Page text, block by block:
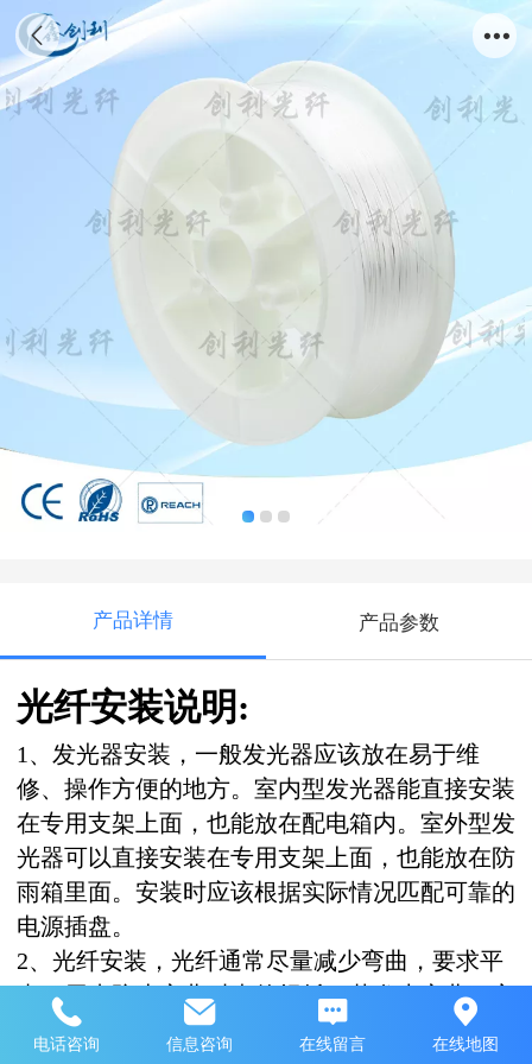
0.75mm照明塑料光纤导光光纤丝线鑫创利品
牌
产品详情 产品参数
光纤安装说明:
1、发光器安装，一般发光器应该放在易于维
修、操作方便的地方。室内型发光器能直接安装
在专用支架上面，也能放在配电箱内。室外型发
光器可以直接安装在专用支架上面，也能放在防
雨箱里面。安装时应该根据实际情况匹配可靠的
电源插盘。
2、光纤安装，光纤通常尽量减少弯曲，要求平
直，用来防止弯曲时光的损耗。若发生弯曲，它
的弯曲处半径应大于或等于直径的十二倍。进出
电话咨询 信息咨询 在线留言 在线地图